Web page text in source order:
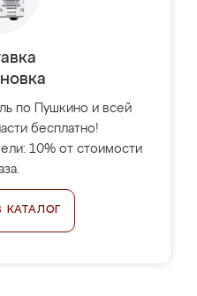
по Пушкино и всей
бесплатно!
10% от стоимости
КАТАЛОГ